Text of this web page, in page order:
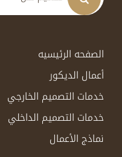
الصفحه الرئيسيه
أعمال الديكور
خدمات التصميم الخارجي
خدمات التصميم الداخلي
نماذج الأعمال